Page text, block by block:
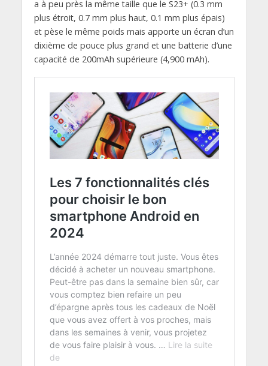
a à peu près la même taille que le S23+ (0.3 mm
plus étroit, 0.7 mm plus haut, 0.1 mm plus épais)
et pèse le même poids mais apporte un écran d’un
dixième de pouce plus grand et une batterie d’une
capacité de 200mAh supérieure (4,900 mAh).